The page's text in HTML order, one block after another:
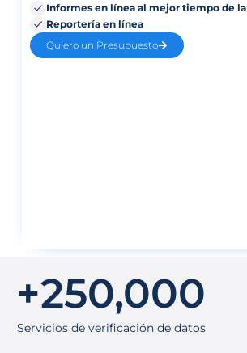
Informes en línea al mejor tiempo de
Reportería en línea
Quiero un Presupuesto
Servicios de verificación de datos
+250,000